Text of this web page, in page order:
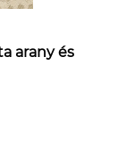
arany és